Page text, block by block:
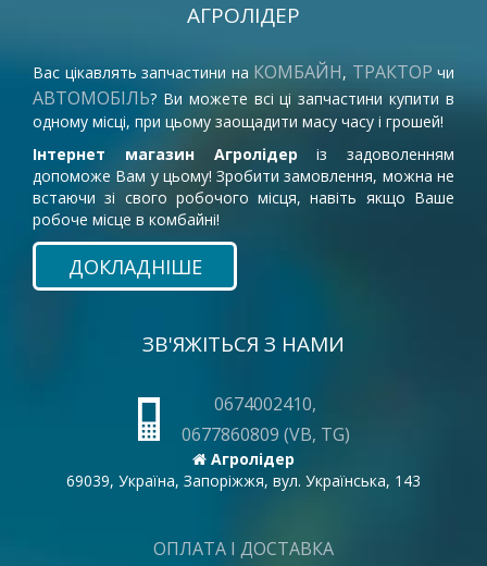
АГРОЛІДЕР
Вас цікавлять запчастини на КОМБАЙН, ТРАКТОР чи
АВТОМОБІЛЬ? Ви можете всі ці запчастини купити в
одному місці, при цьому заощадити масу часу і грошей!
Інтернет магазин Агролідер із задоволенням
допоможе Вам у цьому! Зробити замовлення, можна не
встаючи зі свого робочого місця, навіть якщо Ваше
робоче місце в комбайні!
ДОКЛАДНІШЕ
ЗВ'ЯЖІТЬСЯ З НАМИ
0674002410,
0677860809 (VB, TG)
Агролідер
69039, Україна, Запоріжжя, вул. Українська, 143
ОПЛАТА І ДОСТАВКА